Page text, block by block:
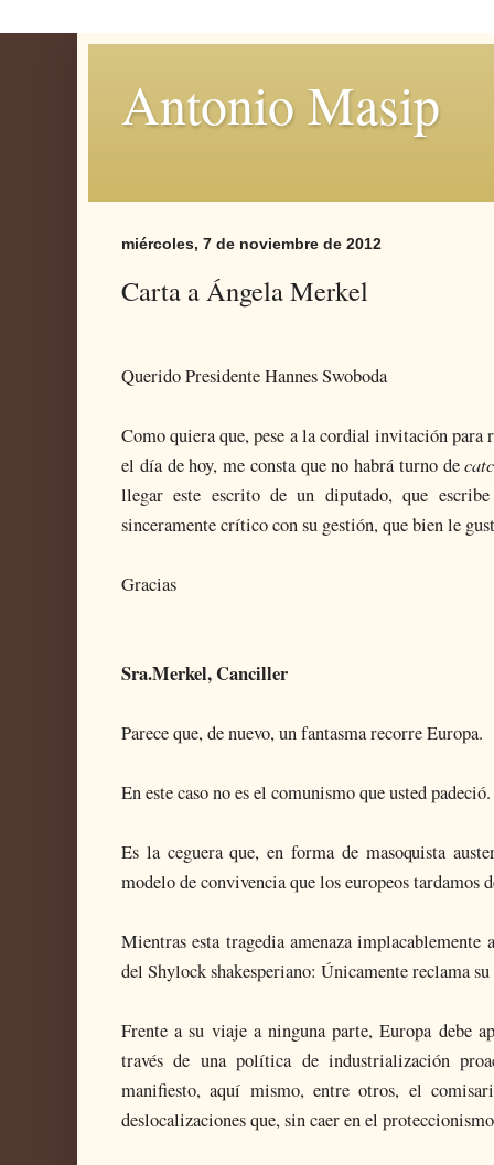
Antonio Masip
miércoles, 7 de noviembre de 2012
Carta a Ángela Merkel
Querido Presidente Hannes Swoboda
Como quiera que, pese a la cordial invitación
el día de hoy, me consta que no habrá turno de
llegar este escrito de un diputado, que
sinceramente crítico con su gestión, que bien le
Gracias
Sra.Merkel,Canciller
Parece que, de nuevo, un fantasma recorre Europa.
En este caso no es el comunismo que usted padeció.
Es la ceguera que, en forma de masoquista
modelo de convivencia que los europeos tardamos
Mientras esta tragedia amenaza
del Shylock shakesperiano: Únicamente reclama
Frente a su viaje a ninguna parte, Europa debe
través de una política de industrialización
manifiesto, aquí mismo, entre otros, el
deslocalizaciones que, sin caer en el